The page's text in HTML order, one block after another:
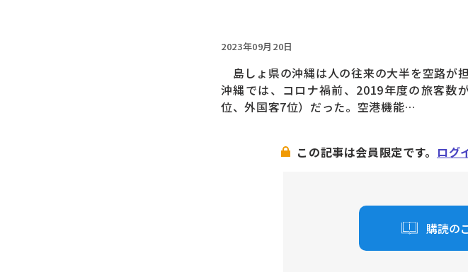
2023年09月20日
島しょ県の沖縄は人の往来の大半を空路が
沖縄では、コロナ禍前、2019年度の旅客数
位、外国客7位）だった。空港機能…
この記事は会員限定です。 ログ
購読の